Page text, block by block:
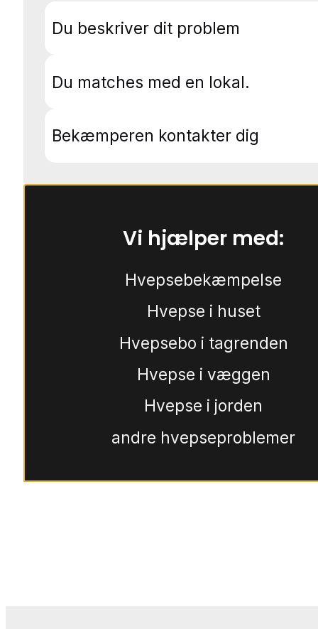
Du beskriver dit problem
Du matches med en lokal.
Bekæmperen kontakter dig
Vi hjælper med:
Hvepsebekæmpelse
Hvepse i huset
Hvepsebo i tagrenden
Hvepse i væggen
Hvepse i jorden
andre hvepseproblemer